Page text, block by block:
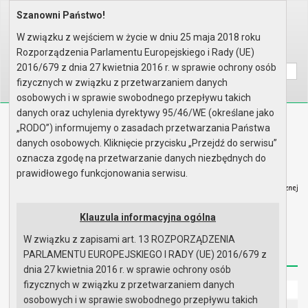
Home Prawo lokalne
Wyszukaj na stronie:
A AA
Biuletyn Informacji Publicznej
Urząd Miasta i Gminy w Gryfinie
Redakcja Instrukcja korzystania Dostępność
Strona główna
Szanowni Państwo!
W związku z wejściem w życie w dniu 25 maja 2018 roku
Rozporządzenia Parlamentu Europejskiego i Rady (UE)
2016/679 z dnia 27 kwietnia 2016 r. w sprawie ochrony osób
fizycznych w związku z przetwarzaniem danych
osobowych i w sprawie swobodnego przepływu takich
danych oraz uchylenia dyrektywy 95/46/WE (określane jako
„RODO”) informujemy o zasadach przetwarzania Państwa
danych osobowych. Kliknięcie przycisku „Przejdź do serwisu”
oznacza zgodę na przetwarzanie danych niezbędnych do
prawidłowego funkcjonowania serwisu.
Klauzula informacyjna ogólna
W związku z zapisami art. 13 ROZPORZĄDZENIA
PARLAMENTU EUROPEJSKIEGO I RADY (UE) 2016/679 z
dnia 27 kwietnia 2016 r. w sprawie ochrony osób
fizycznych w związku z przetwarzaniem danych
osobowych i w sprawie swobodnego przepływu takich